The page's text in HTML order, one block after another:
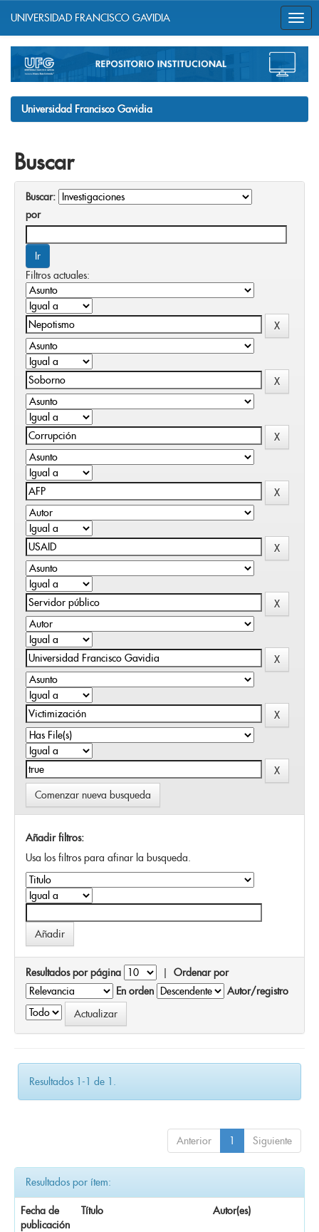
navigation
UNIVERSIDAD FRANCISCO GAVIDIA
Universidad Francisco Gavidia
Buscar
Buscar:
por
Filtros actuales:
Comenzar nueva busqueda
Añadir filtros:
Usa los filtros para afinar la busqueda.
Resultados por página | Ordenar por
En orden
Autor/registro
Resultados 1-1 de 1.
Anterior 1 Siguiente
Resultados por ítem:
Fecha de
publicación
Título Autor(es)